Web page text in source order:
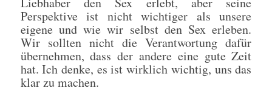
Perspektive ist nicht wichtiger als unsere
eigene und wie wir selbst den Sex erleben.
Wir sollten nicht die Verantwortung dafür
übernehmen, dass der andere eine gute Zeit
hat. Ich denke, es ist wirklich wichtig, uns das
klar zu machen.